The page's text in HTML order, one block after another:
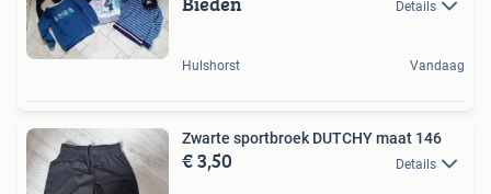
Details
Hulshorst Vandaag
Zwarte sportbroek DUTCHY maat 146
€ 3,50 Details